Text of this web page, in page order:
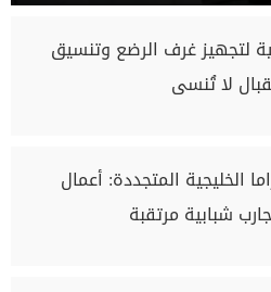
لتجهيز غرف الرضع وتنسيق
لا تُنسى
الخليجية المتجددة: أعمال
شبابية مرتقبة